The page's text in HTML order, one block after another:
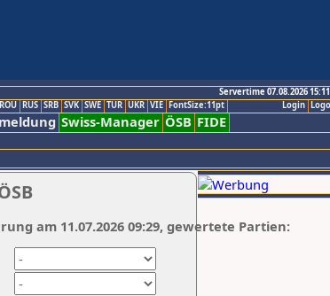
Servertime 07.08.2026
Login
ROU RUS SRB SVK SWE TUR UKR VIE FontSize:11pt
Swiss-Manager ÖSB FIDE
am 11.07.2026 09:29, gewertete Partien: